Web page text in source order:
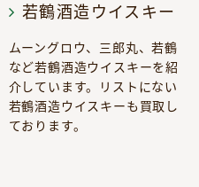
若鶴酒造ウイスキー
ムーングロウ、三郎丸、若鶴
など若鶴酒造ウイスキーを紹
介しています。リストにない
若鶴酒造ウイスキーも買取し
ております。